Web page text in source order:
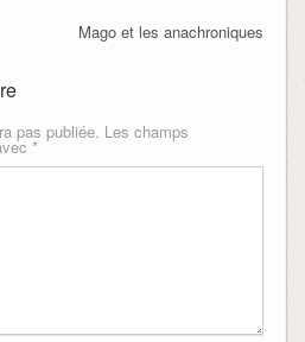
Mago et les anachroniques
pas publiée. Les champs
*